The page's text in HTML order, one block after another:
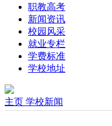
职教高考
新闻资讯
校园风采
就业专栏
学费标准
学校地址
主页 学校新闻